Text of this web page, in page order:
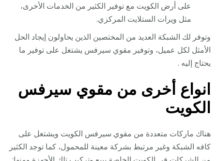
على أرض الكويت مع توفير الكثير من الخدمات الأخرى،
مثل ويرات الستلايت المركزي.
وتوفر لك الشبكة العديد من المختصين الذين يحاولون إيجاد الحل
الأمثل لكل عميل، وتوفير مقوي سيرفس يشتغل على توفير ما
يحتاج إليه .
انواع أخرى من مقوي سيرفس
الكويت
هناك ماركات متعددة من مقوي سيرفس الكويت ويشتغل على
كافه الشبكة وغير مرتبط بشركة معينة للمحمول، كما توجد الكثير